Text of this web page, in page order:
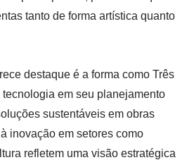
tanto de forma artística quanto
destaque é a forma como Três
tecnologia em seu planejamento
sustentáveis em obras
inovação em setores como
refletem uma visão estratégica